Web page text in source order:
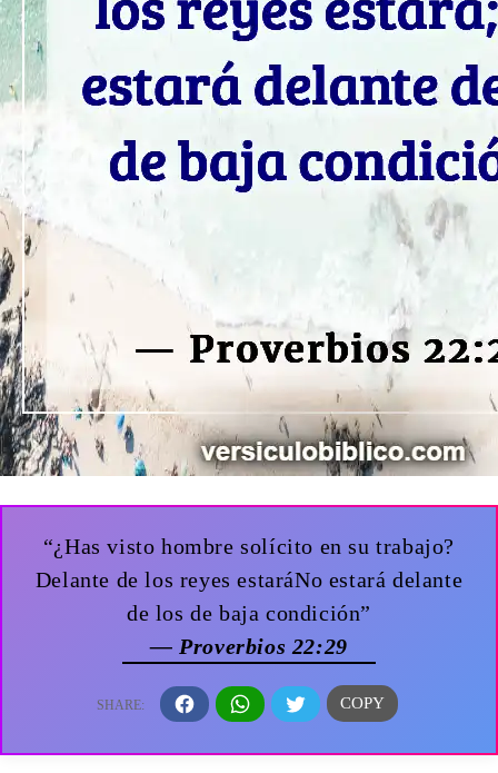
“¿Has visto hombre solícito en su trabajo?
Delante de los reyes estaráNo estará delante
de los de baja condición”
— Proverbios 22:29